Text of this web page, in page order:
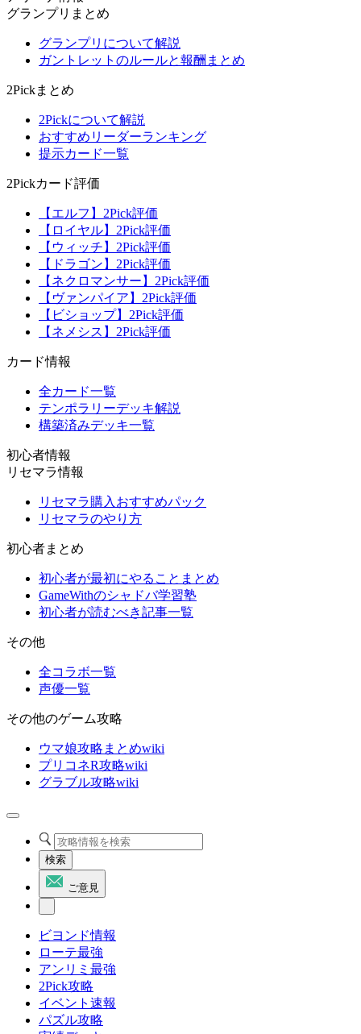
グランプリまとめ
グランプリについて解説
ガントレットのルールと報酬まとめ
2Pickまとめ
2Pickについて解説
おすすめリーダーランキング
提示カード一覧
2Pickカード評価
【エルフ】2Pick評価
【ロイヤル】2Pick評価
【ウィッチ】2Pick評価
【ドラゴン】2Pick評価
【ネクロマンサー】2Pick評価
【ヴァンパイア】2Pick評価
【ビショップ】2Pick評価
【ネメシス】2Pick評価
カード情報
全カード一覧
テンポラリーデッキ解説
構築済みデッキ一覧
初心者情報
リセマラ情報
リセマラ購入おすすめパック
リセマラのやり方
初心者まとめ
初心者が最初にやることまとめ
GameWithのシャドバ学習塾
初心者が読むべき記事一覧
その他
全コラボ一覧
声優一覧
その他のゲーム攻略
ウマ娘攻略まとめwiki
プリコネR攻略wiki
グラブル攻略wiki
検索
ご意見
ビヨンド情報
ローテ最強
アンリミ最強
2Pick攻略
イベント速報
パズル攻略